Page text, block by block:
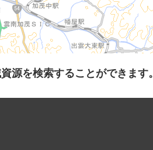
源を検索することができます。